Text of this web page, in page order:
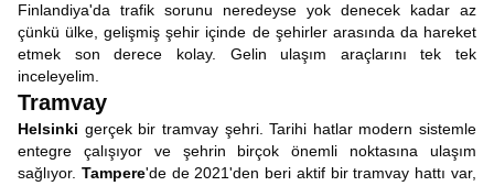
Finlandiya'da trafik sorunu neredeyse yok denecek kadar az
çünkü ülke, gelişmiş şehir içinde de şehirler arasında da hareket
etmek son derece kolay. Gelin ulaşım araçlarını tek tek
inceleyelim.
Tramvay
Helsinki gerçek bir tramvay şehri. Tarihi hatlar modern sistemle
entegre çalışıyor ve şehrin birçok önemli noktasına ulaşım
sağlıyor. Tampere'de de 2021'den beri aktif bir tramvay hattı var,